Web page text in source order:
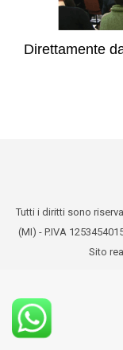
Direttamente
Tutti i diritti sono
(MI) - P.IVA
Sito